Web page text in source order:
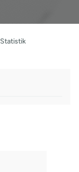
Statistik